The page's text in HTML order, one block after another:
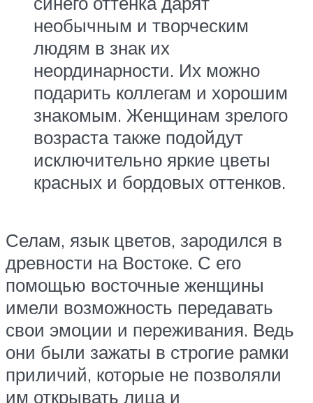
необычным и творческим
людям в знак их
неординарности. Их можно
подарить коллегам и хорошим
знакомым. Женщинам зрелого
возраста также подойдут
исключительно яркие цветы
красных и бордовых оттенков.
Селам, язык цветов, зародился в
древности на Востоке. С его
помощью восточные женщины
имели возможность передавать
свои эмоции и переживания. Ведь
они были зажаты в строгие рамки
приличий, которые не позволяли
им открывать лица и